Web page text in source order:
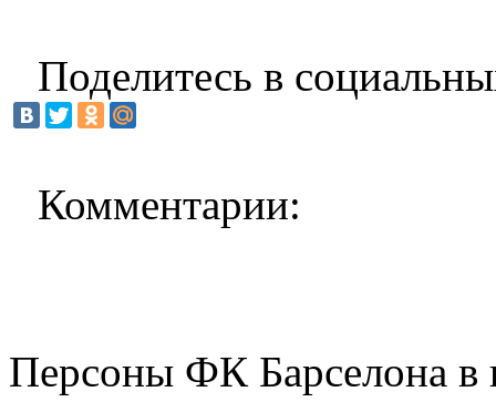
Поделитесь в
Комментарии:
Персоны ФК Барселона в